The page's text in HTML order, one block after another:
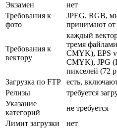
Экзамен
нет
Требования к
фото
JPEG, RGB,
принимают от
Требования к
вектору
каждый
тремя
CMYK), EPS
CMYK), JPG
пикселей (72
Загрузка по FTP
есть,
Релизы
требуется
Указание
категорий
не требуется
Лимит загрузки
нет